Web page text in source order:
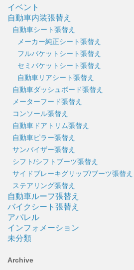
イベント
自動車内装張替え
自動車シート張替え
メーカー純正シート張替え
フルバケットシート張替え
セミバケットシート張替え
自動車リアシート張替え
自動車ダッシュボード張替え
メーターフード張替え
コンソール張替え
自動車ドアトリム張替え
自動車ピラー張替え
サンバイザー張替え
シフト/シフトブーツ張替え
サイドブレーキグリップ/ブーツ張替え
ステアリング張替え
自動車ルーフ張替え
バイクシート張替え
アパレル
インフォメーション
未分類
Archive